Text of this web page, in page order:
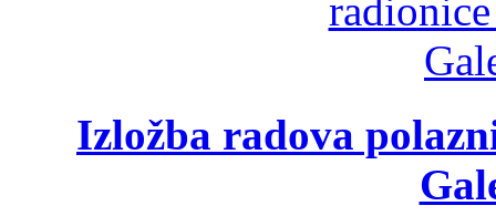
Izložba radova